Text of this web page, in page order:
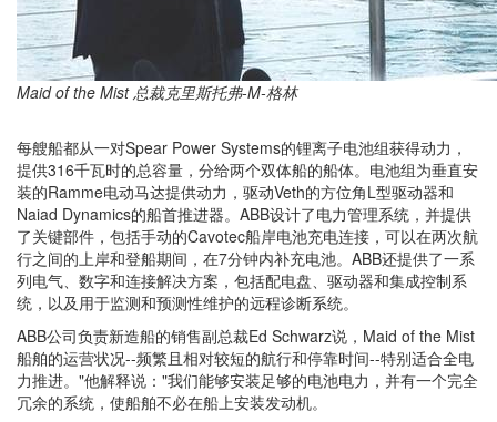
Maid of the Mist 总裁克里斯托弗-M-格林
每艘船都从一对Spear Power Systems的锂离子电池组获得动力，
提供316千瓦时的总容量，分给两个双体船的船体。电池组为垂直安
装的Ramme电动马达提供动力，驱动Veth的方位角L型驱动器和
Naiad Dynamics的船首推进器。ABB设计了电力管理系统，并提供
了关键部件，包括手动的Cavotec船岸电池充电连接，可以在两次航
行之间的上岸和登船期间，在7分钟内补充电池。ABB还提供了一系
列电气、数字和连接解决方案，包括配电盘、驱动器和集成控制系
统，以及用于监测和预测性维护的远程诊断系统。
ABB公司负责新造船的销售副总裁Ed Schwarz说，Maid of the Mist
船舶的运营状况--频繁且相对较短的航行和停靠时间--特别适合全电
力推进。"他解释说："我们能够安装足够的电池电力，并有一个完全
冗余的系统，使船舶不必在船上安装发动机。